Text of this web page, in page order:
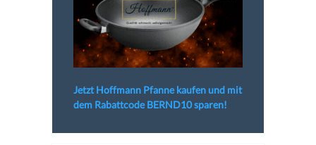
Jetzt Hoffmann Pfanne kaufen und mit
dem Rabattcode BERND10 sparen!